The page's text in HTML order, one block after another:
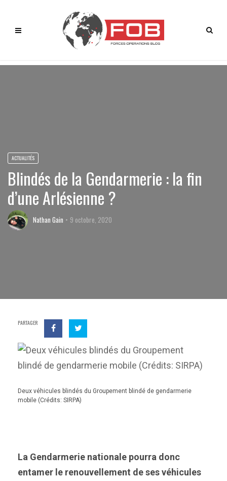
ACTUALITÉS
Blindés de la Gendarmerie : la fin
d’une Arlésienne ?
Nathan Gain 9 octobre, 2020
PARTAGER
Deux véhicules blindés du Groupement blindé de gendarmerie
mobile (Crédits: SIRPA)
La Gendarmerie nationale pourra donc
entamer le renouvellement de ses véhicules